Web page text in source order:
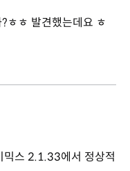
ㅎㅎ 발견했는데요 ㅎ
믹스 2.1.33에서 정상적